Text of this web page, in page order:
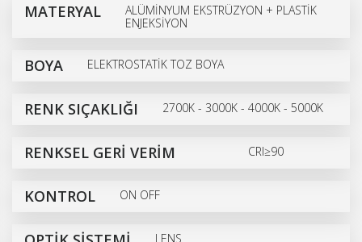
MATERYAL
ALÜMİNYUM EKSTRÜZYON + PLASTİK
ENJEKSİYON
BOYA ELEKTROSTATİK TOZ BOYA
RENK SIÇAKLIĞI 2700K - 3000K - 4000K - 5000K
RENKSEL GERİ VERİM CRI≥90
KONTROL ON OFF
LENS